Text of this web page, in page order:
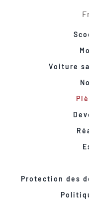
Voiture
Protection des